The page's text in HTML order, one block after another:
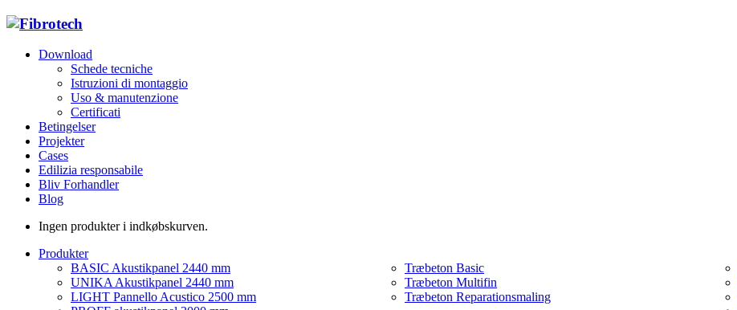
Download
Schede tecniche
Istruzioni di montaggio
Uso & manutenzione
Certificati
Betingelser
Projekter
Cases
Edilizia responsabile
Bliv Forhandler
Blog
Ingen produkter i indkøbskurven.
Produkter
BASIC Akustikpanel 2440 mm
UNIKA Akustikpanel 2440 mm
LIGHT Pannello Acustico 2500 mm
Træbeton Basic
Træbeton Multifin
Træbeton Reparationsmaling